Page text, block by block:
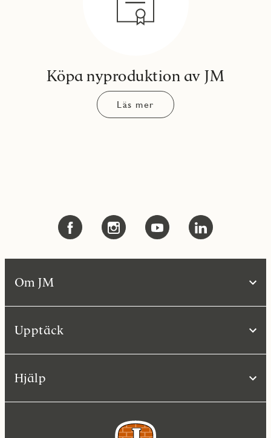
Köpa nyproduktion av JM
Läs mer
Om JM
Upptäck
Hjälp